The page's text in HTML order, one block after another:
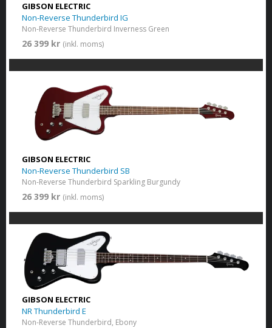
GIBSON ELECTRIC
Non-Reverse Thunderbird IG
Non-Reverse Thunderbird Inverness Green
26 399 kr (inkl. moms)
GIBSON ELECTRIC
Non-Reverse Thunderbird SB
Non-Reverse Thunderbird Sparkling Burgundy
26 399 kr (inkl. moms)
GIBSON ELECTRIC
NR Thunderbird E
Non-Reverse Thunderbird, Ebony